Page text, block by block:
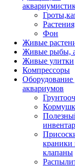
Фон
Живые
Живые рыбы,
Живые улитки
Компрессоры
Оборудование
аквариумов
краники
клапаны